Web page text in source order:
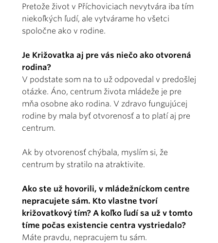
Pretože život v Příchoviciach nevytvára iba tím
niekoľkých ľudí, ale vytvárame ho všetci
spoločne ako v rodine.
Je Križovatka aj pre vás niečo ako otvorená
rodina?
V podstate som na to už odpovedal v predošlej
otázke. Áno, centrum života mládeže je pre
mňa osobne ako rodina. V zdravo fungujúcej
rodine by mala byť otvorenosť a to platí aj pre
centrum.
Ak by otvorenosť chýbala, myslím si, že
centrum by stratilo na atraktivite.
Ako ste už hovorili, v mládežníckom centre
nepracujete sám. Kto vlastne tvorí
križovatkový tím? A koľko ľudí sa už v tomto
tíme počas existencie centra vystriedalo?
Máte pravdu, nepracujem tu sám.